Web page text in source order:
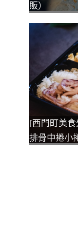
販）
[西門町美
排骨中捲小